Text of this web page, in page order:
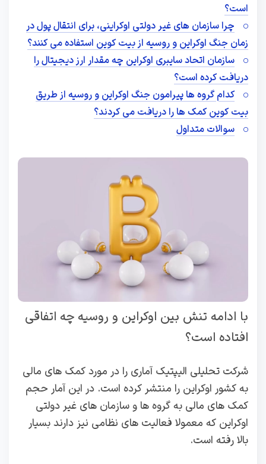
است؟
چرا سازمان های غیر دولتی اوکراینی، برای انتقال پول در
زمان جنگ اوکراین و روسیه از بیت کوین استفاده می کنند؟
سازمان اتحاد سایبری اوکراین چه مقدار ارز دیجیتال را
دریافت کرده است؟
کدام گروه ها پیرامون جنگ اوکراین و روسیه از طریق
بیت کوین کمک ها را دریافت می کردند؟
سوالات متداول
با ادامه تنش بین اوکراین و روسیه چه اتفاقی
افتاده است؟
شرکت تحلیلی الیپتیک آماری را در مورد کمک های مالی
به کشور اوکراین را منتشر کرده است. در این آمار حجم
کمک های مالی به گروه ها و سازمان های غیر دولتی
اوکراین که معمولا فعالیت های نظامی نیز دارند بسیار
بالا رفته است.